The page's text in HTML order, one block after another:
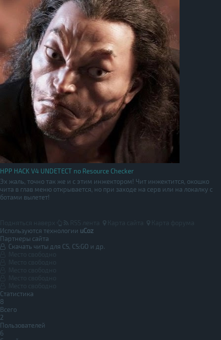
HPP HACK V4 UNDETECT no Resource Checker
Эх жаль, точно так же и с этим инжектором! Чит инжектится, окошко
чита в глав меню открывается, но при заходе на серв или на локалку с
ботами вылетет!
Используются технологии uCoz
Партнеры сайта
Скачать читы для CS, CS:GO и др.
Статистика
8
Всего
2
Пользователей
6